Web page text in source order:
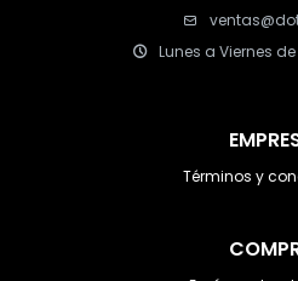
Lunes a Viernes
Términos y